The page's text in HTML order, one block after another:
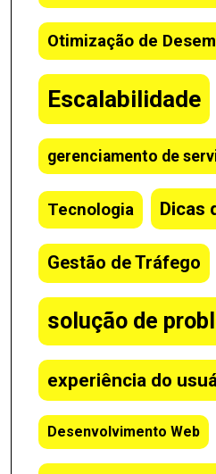
Otimização de
Escalabilidade
gerenciamento de
Tecnologia Dicas
Gestão de Tráfego
solução de
experiência do
Desenvolvimento Web